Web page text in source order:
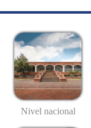
Nivel nacional